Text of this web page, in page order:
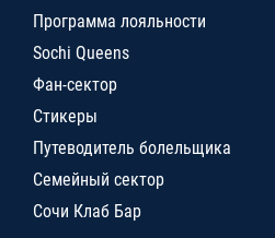
Программа лояльности
Sochi Queens
Фан-сектор
Стикеры
Путеводитель болельщика
Семейный сектор
Сочи Клаб Бар